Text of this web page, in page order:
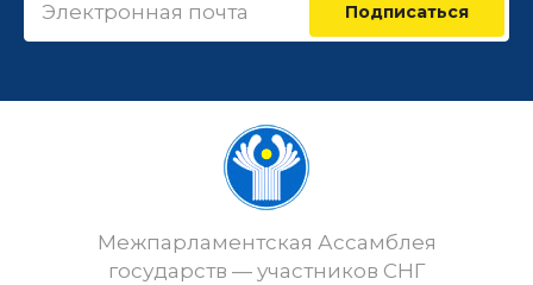
Подписаться
Межпарламентская Ассамблея
государств — участников СНГ